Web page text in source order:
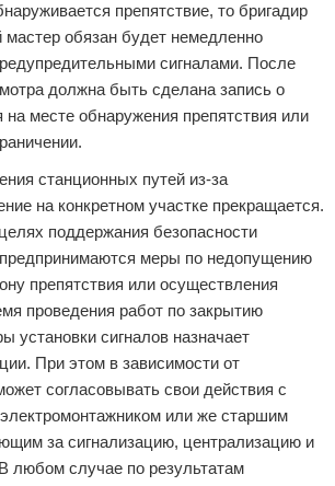
препятствие, то бригадир
обязан будет немедленно
сигналами. После
должна быть сделана запись о
на месте обнаружения препятствия или
станционных путей из-за
на конкретном участке прекращается.
поддержания безопасности
меры по недопущению
препятствия или осуществления
проведения работ по закрытию
установки сигналов назначает
При этом в зависимости от
согласовывать свои действия с
или же старшим
за сигнализацию, централизацию и
любом случае по результатам